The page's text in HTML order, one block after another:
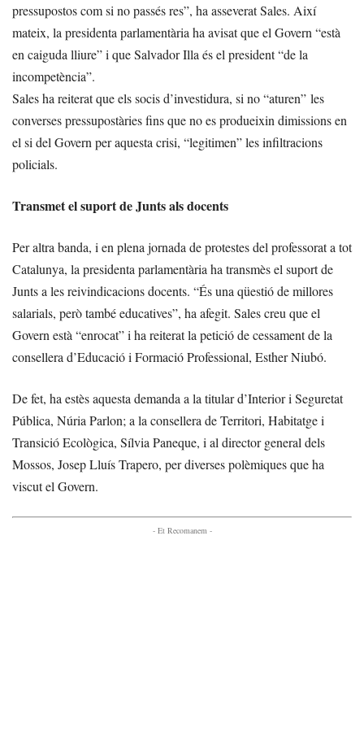
pressupostos com si no passés res”, ha asseverat Sales. Així
mateix, la presidenta parlamentària ha avisat que el Govern “està
en caiguda lliure” i que Salvador Illa és el president “de la
incompetència”.
Sales ha reiterat que els socis d’investidura, si no “aturen” les
converses pressupostàries fins que no es produeixin dimissions en
el si del Govern per aquesta crisi, “legitimen” les infiltracions
policials.
Transmet el suport de Junts als docents
Per altra banda, i en plena jornada de protestes del professorat a tot
Catalunya, la presidenta parlamentària ha transmès el suport de
Junts a les reivindicacions docents. “És una qüestió de millores
salarials, però també educatives”, ha afegit. Sales creu que el
Govern està “enrocat” i ha reiterat la petició de cessament de la
consellera d’Educació i Formació Professional, Esther Niubó.
De fet, ha estès aquesta demanda a la titular d’Interior i Seguretat
Pública, Núria Parlon; a la consellera de Territori, Habitatge i
Transició Ecològica, Sílvia Paneque, i al director general dels
Mossos, Josep Lluís Trapero, per diverses polèmiques que ha
viscut el Govern.
- Et Recomanem -